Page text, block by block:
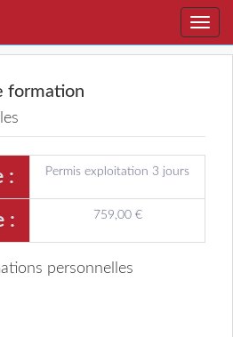
Toggle
formation
: Permis exploitation 3 jours
: 759,00 €
personnelles